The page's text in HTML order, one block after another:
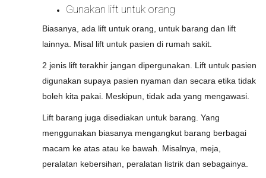
Gunakan lift untuk orang
Biasanya, ada lift untuk orang, untuk barang dan lift
lainnya. Misal lift untuk pasien di rumah sakit.
2 jenis lift terakhir jangan dipergunakan. Lift untuk pasien
digunakan supaya pasien nyaman dan secara etika tidak
boleh kita pakai. Meskipun, tidak ada yang mengawasi.
Lift barang juga disediakan untuk barang. Yang
menggunakan biasanya mengangkut barang berbagai
macam ke atas atau ke bawah. Misalnya, meja,
peralatan kebersihan, peralatan listrik dan sebagainya.